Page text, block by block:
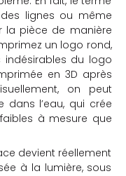
lignes ou même
la pièce de manière
un logo rond,
indésirables du logo
en 3D après
on peut
dans l’eau, qui crée
à mesure que
devient réellement
à la lumière, sous